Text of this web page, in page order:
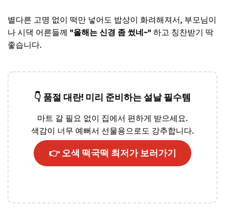
별다른 고명 없이 떡만 넣어도 밥상이 화려해져서, 부모님이
나 시댁 어른들께 "올해는 신경 좀 썼네~" 하고 칭찬받기 딱
좋습니다.
👇 품절 대란! 미리 준비하는 설날 필수템
마트 갈 필요 없이 집에서 편하게 받으세요.
색감이 너무 예뻐서 선물용으로도 강추합니다.
👉 오색 떡국떡 최저가 보러가기